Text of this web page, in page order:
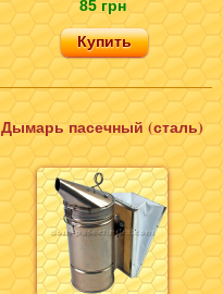
85 грн
Дымарь пасечный (сталь)